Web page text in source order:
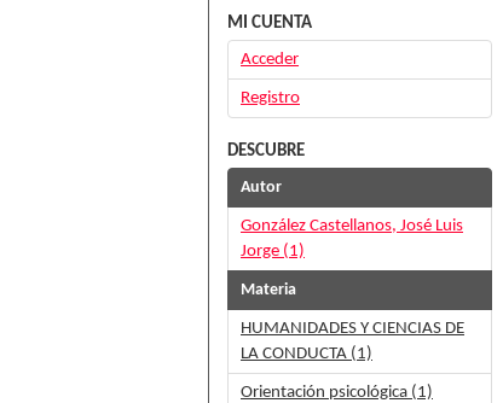
MI CUENTA
Acceder
Registro
DESCUBRE
Autor
González Castellanos, José Luis
Jorge (1)
Materia
HUMANIDADES Y CIENCIAS DE
LA CONDUCTA (1)
Orientación psicológica (1)